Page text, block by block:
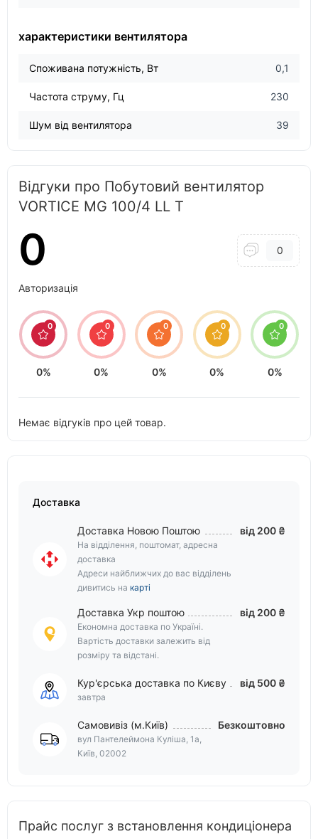
характеристики вентилятора
Споживана потужність, Вт 0,1
Частота струму, Гц 230
Шум від вентилятора 39
Відгуки про Побутовий вентилятор
VORTICE MG 100/4 LL T
0 0
Авторизація
0
0%
0
0%
0
0%
0
0%
0
0%
Немає відгуків про цей товар.
Доставка
Доставка Новою Поштою
На відділення, поштомат, адресна
доставка
Адреси найближчих до вас відділень
дивитись на карті
від 200 ₴
Доставка Укр поштою
Економна доставка по Україні.
Вартість доставки залежить від
розміру та відстані.
від 200 ₴
Кур'єрська доставка по Києву
завтра
від 500 ₴
Самовивіз (м.Київ)
вул Пантелеймона Куліша, 1а,
Київ, 02002
Безкоштовно
Прайс послуг з встановлення кондиціонера